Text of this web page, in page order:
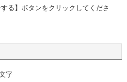
る】ボタンをクリックしてくださ
字